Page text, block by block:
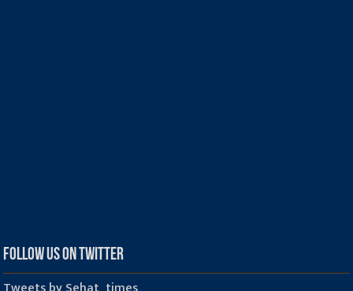
Follow us on Twitter